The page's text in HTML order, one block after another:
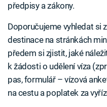
předpisy a zákony.
Doporučujeme vyhledat si
destinace na stránkách
předem si zjistit, jaké
k žádosti o udělení víza
pas, formulář – vízová
na cestu a poplatek za